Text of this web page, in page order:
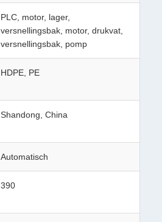
PLC, motor, lager,
versnellingsbak, motor, drukvat,
versnellingsbak, pomp
HDPE, PE
Shandong, China
Automatisch
390